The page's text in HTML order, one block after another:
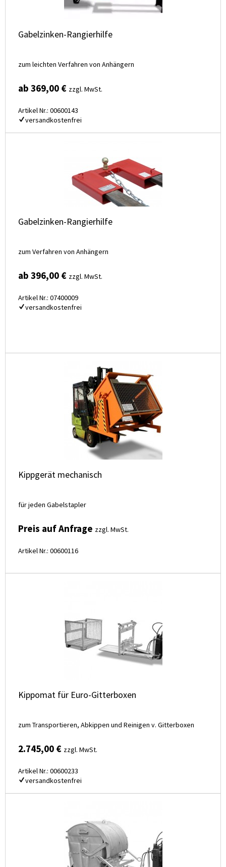
Gabelzinken-Rangierhilfe
zum leichten Verfahren von Anhängern
ab 369,00 € zzgl. MwSt.
Artikel Nr.: 00600143
versandkostenfrei
Gabelzinken-Rangierhilfe
zum Verfahren von Anhängern
ab 396,00 € zzgl. MwSt.
Artikel Nr.: 07400009
versandkostenfrei
Kippgerät mechanisch
für jeden Gabelstapler
Preis auf Anfrage zzgl. MwSt.
Artikel Nr.: 00600116
Kippomat für Euro-Gitterboxen
zum Transportieren, Abkippen und Reinigen v. Gitterboxen
2.745,00 € zzgl. MwSt.
Artikel Nr.: 00600233
versandkostenfrei